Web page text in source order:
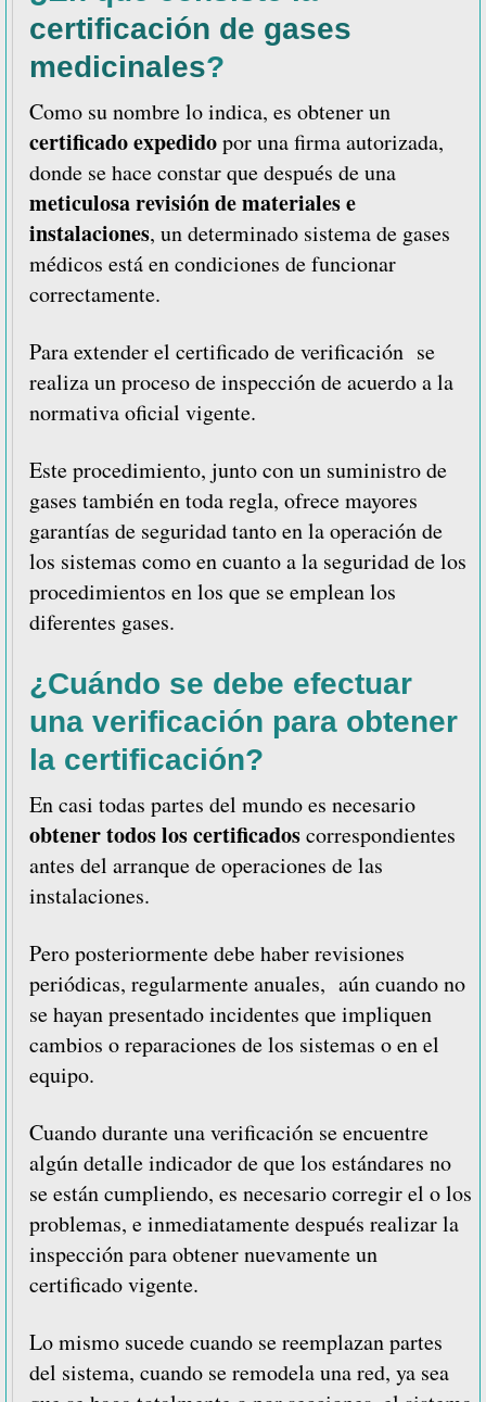
certificación de gases
medicinales?
Como su nombre lo indica, es obtener un
certificado expedidopor una firma autorizada,
donde se hace constar que después de una
meticulosa revisión de materiales e
instalaciones, un determinado sistema de gases
médicos está en condiciones de funcionar
correctamente.
Para extender el certificado de verificación se
realiza un proceso de inspección de acuerdo a la
normativa oficial vigente.
Este procedimiento, junto con un suministro de
gases también en toda regla, ofrece mayores
garantías de seguridad tanto en la operación de
los sistemas como en cuanto a la seguridad de los
procedimientos en los que se emplean los
diferentes gases.
¿Cuándo se debe efectuar
una verificación para obtener
la certificación?
En casi todas partes del mundo es necesario
obtener todos los certificadoscorrespondientes
antes del arranque de operaciones de las
instalaciones.
Pero posteriormente debe haber revisiones
periódicas, regularmente anuales, aún cuando no
se hayan presentado incidentes que impliquen
cambios o reparaciones de los sistemas o en el
equipo.
Cuando durante una verificación se encuentre
algún detalle indicador de que los estándares no
se están cumpliendo, es necesario corregir el o los
problemas, e inmediatamente después realizar la
inspección para obtener nuevamente un
certificado vigente.
Lo mismo sucede cuando se reemplazan partes
del sistema, cuando se remodela una red, ya sea